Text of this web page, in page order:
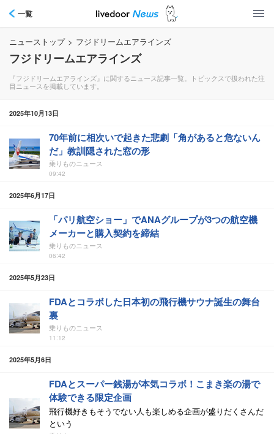
一覧
ニューストップ > フジドリームエアラインズ
フジドリームエアラインズ
『フジドリームエアラインズ』に関するニュース記事一覧。トピックスで扱われた注
目ニュースを掲載しています。
2025年10月13日
70年前に相次いで起きた悲劇「角があると危ないん
だ」教訓隠された窓の形
乗りものニュース
09:42
2025年6月17日
「パリ航空ショー」でANAグループが3つの航空機
メーカーと購入契約を締結
乗りものニュース
06:42
2025年5月23日
FDAとコラボした日本初の飛行機サウナ誕生の舞台
裏
乗りものニュース
11:12
2025年5月6日
FDAとスーパー銭湯が本気コラボ！こまき楽の湯で
体験できる限定企画
飛行機好きもそうでない人も楽しめる企画が盛りだくさんだ
という